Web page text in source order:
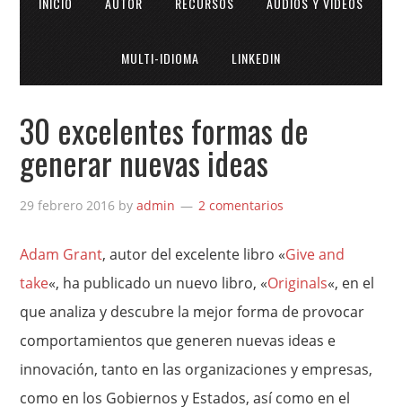
MULTI-IDIOMA LINKEDIN
30 excelentes formas de
generar nuevas ideas
29 febrero 2016 byadmin 2 comentarios
Adam Grant, autor del excelente libro «Give and
take«, ha publicado un nuevo libro, «Originals«, en el
que analiza y descubre la mejor forma de provocar
comportamientos que generen nuevas ideas e
innovación, tanto en las organizaciones y empresas,
como en los Gobiernos y Estados, así como en el